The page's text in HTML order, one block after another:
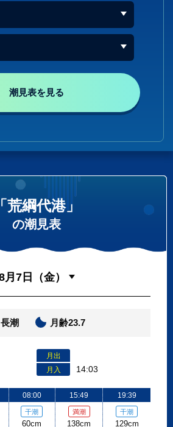
潮見表を見る
「荒綱代港」
の潮見表
長潮 月齢23.7
月出
月入
14:03
08:00
干潮
60cm
15:49
満潮
138cm
19:39
干潮
129cm